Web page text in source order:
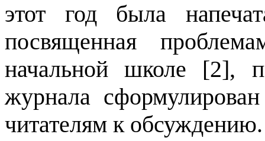
этот год была
посвященная
начальной школе [2],
журнала
читателям к обсуждению.